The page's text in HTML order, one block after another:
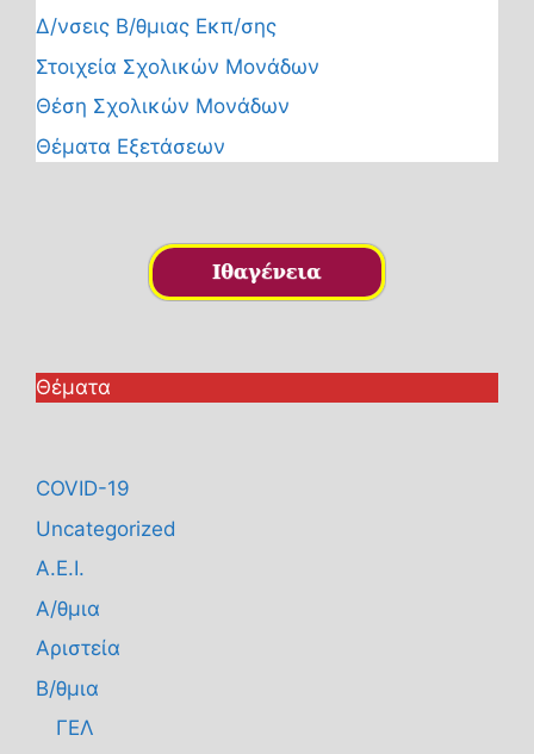
Δ/νσεις Β/θμιας Εκπ/σης
Στοιχεία Σχολικών Μονάδων
Θέση Σχολικών Μονάδων
Θέματα Εξετάσεων
Θέματα
COVID-19
Uncategorized
Α.Ε.Ι.
Α/θμια
Αριστεία
Β/θμια
ΓΕΛ